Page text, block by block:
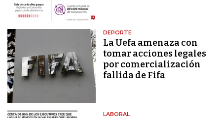
DEPORTE
La Uefa amenaza con
tomar acciones legales
por comercialización
fallida de Fifa
LABORAL